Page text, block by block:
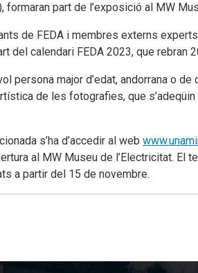
part de l’exposició al MW
de FEDA i membres externs
del calendari FEDA 2023, que rebran
persona major d’edat, andorrana o
de les fotografies, que
s’ha d’accedir al web
al MW Museu de l’Electricitat. El
a partir del 15 de novembre.